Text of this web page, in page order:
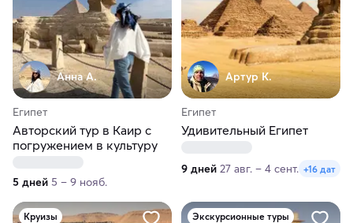
Анна А.
Египет
Авторский тур в Каир с
погружением в культуру
5 дней 5 – 9 нояб.
Артур К.
Египет
Удивительный Египет
9 дней 27 авг. – 4 сент. +16 дат
Круизы Экскурсионные туры